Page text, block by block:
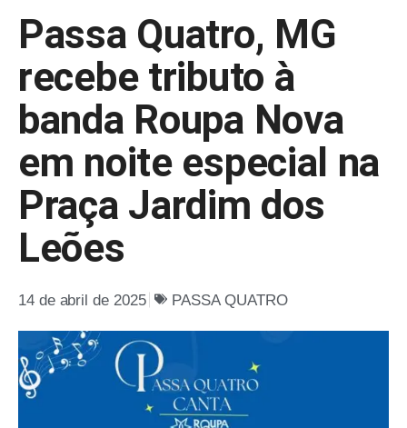
Passa Quatro, MG
recebe tributo à
banda Roupa Nova
em noite especial na
Praça Jardim dos
Leões
14 de abril de 2025 PASSA QUATRO